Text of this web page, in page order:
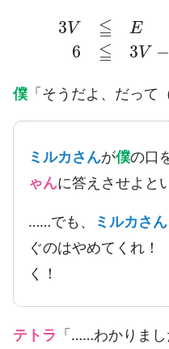
3 ≦E ⋯⋯
僕 「そうだよ、だって
ミルカさんが僕の口
ゃんに答えさせよと
……でも、
ミルカさん
ぐのはやめてくれ！
く！
テトラ 「……わかりま